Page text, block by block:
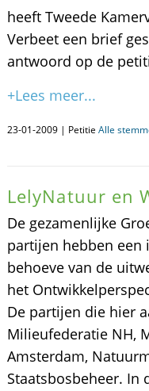
heeft Tweede
Verbeet een brief
antwoord op de
+Lees meer...
23-01-2009 | Petitie Alle
LelyNatuur en
De gezamenlijke
partijen hebben een
behoeve van de
het
De partijen die hier
Milieufederatie NH,
Amsterdam,
Staatsbosbeheer. In